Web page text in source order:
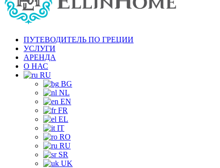
ПУТЕВОДИТЕЛЬ ПО ГРЕЦИИ
УСЛУГИ
АРЕНДА
О НАС
RU
BG
NL
EN
FR
EL
IT
RO
RU
SR
UK